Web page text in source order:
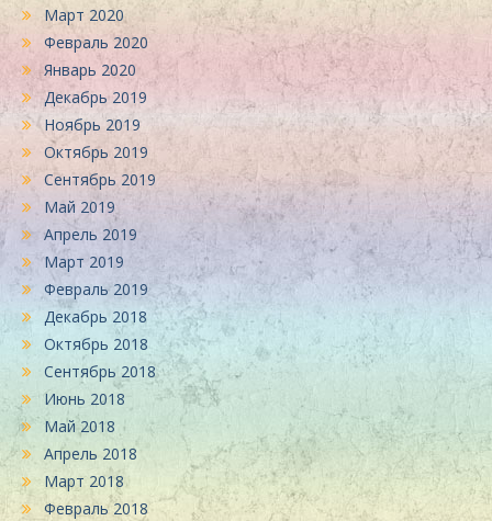
Март 2020
Февраль 2020
Январь 2020
Декабрь 2019
Ноябрь 2019
Октябрь 2019
Сентябрь 2019
Май 2019
Апрель 2019
Март 2019
Февраль 2019
Декабрь 2018
Октябрь 2018
Сентябрь 2018
Июнь 2018
Май 2018
Апрель 2018
Март 2018
Февраль 2018